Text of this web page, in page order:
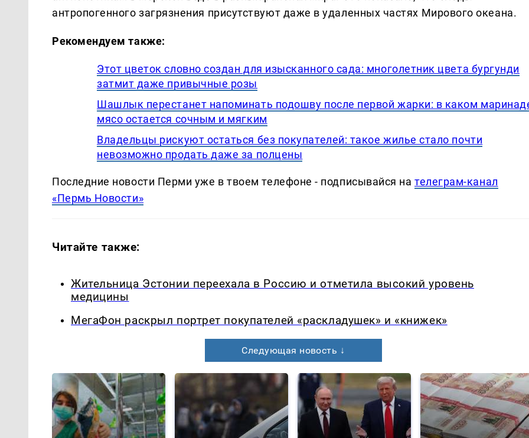
антропогенного загрязнения присутствуют даже в удаленных частях Мирового океана.
Рекомендуем также:
Этот цветок словно создан для изысканного сада: многолетник цвета бургунди
затмит даже привычные розы
Шашлык перестанет напоминать подошву после первой жарки: в каком
мясо остается сочным и мягким
Владельцы рискуют остаться без покупателей: такое жилье стало почти
невозможно продать даже за полцены
Последние новости Перми уже в твоем телефоне - подписывайся нателеграм-канал
«Пермь Новости»
Читайте также:
Жительница Эстонии переехала в Россию и отметила высокий уровень
медицины
МегаФон раскрыл портрет покупателей «раскладушек» и «книжек»
Следующая новость ↓